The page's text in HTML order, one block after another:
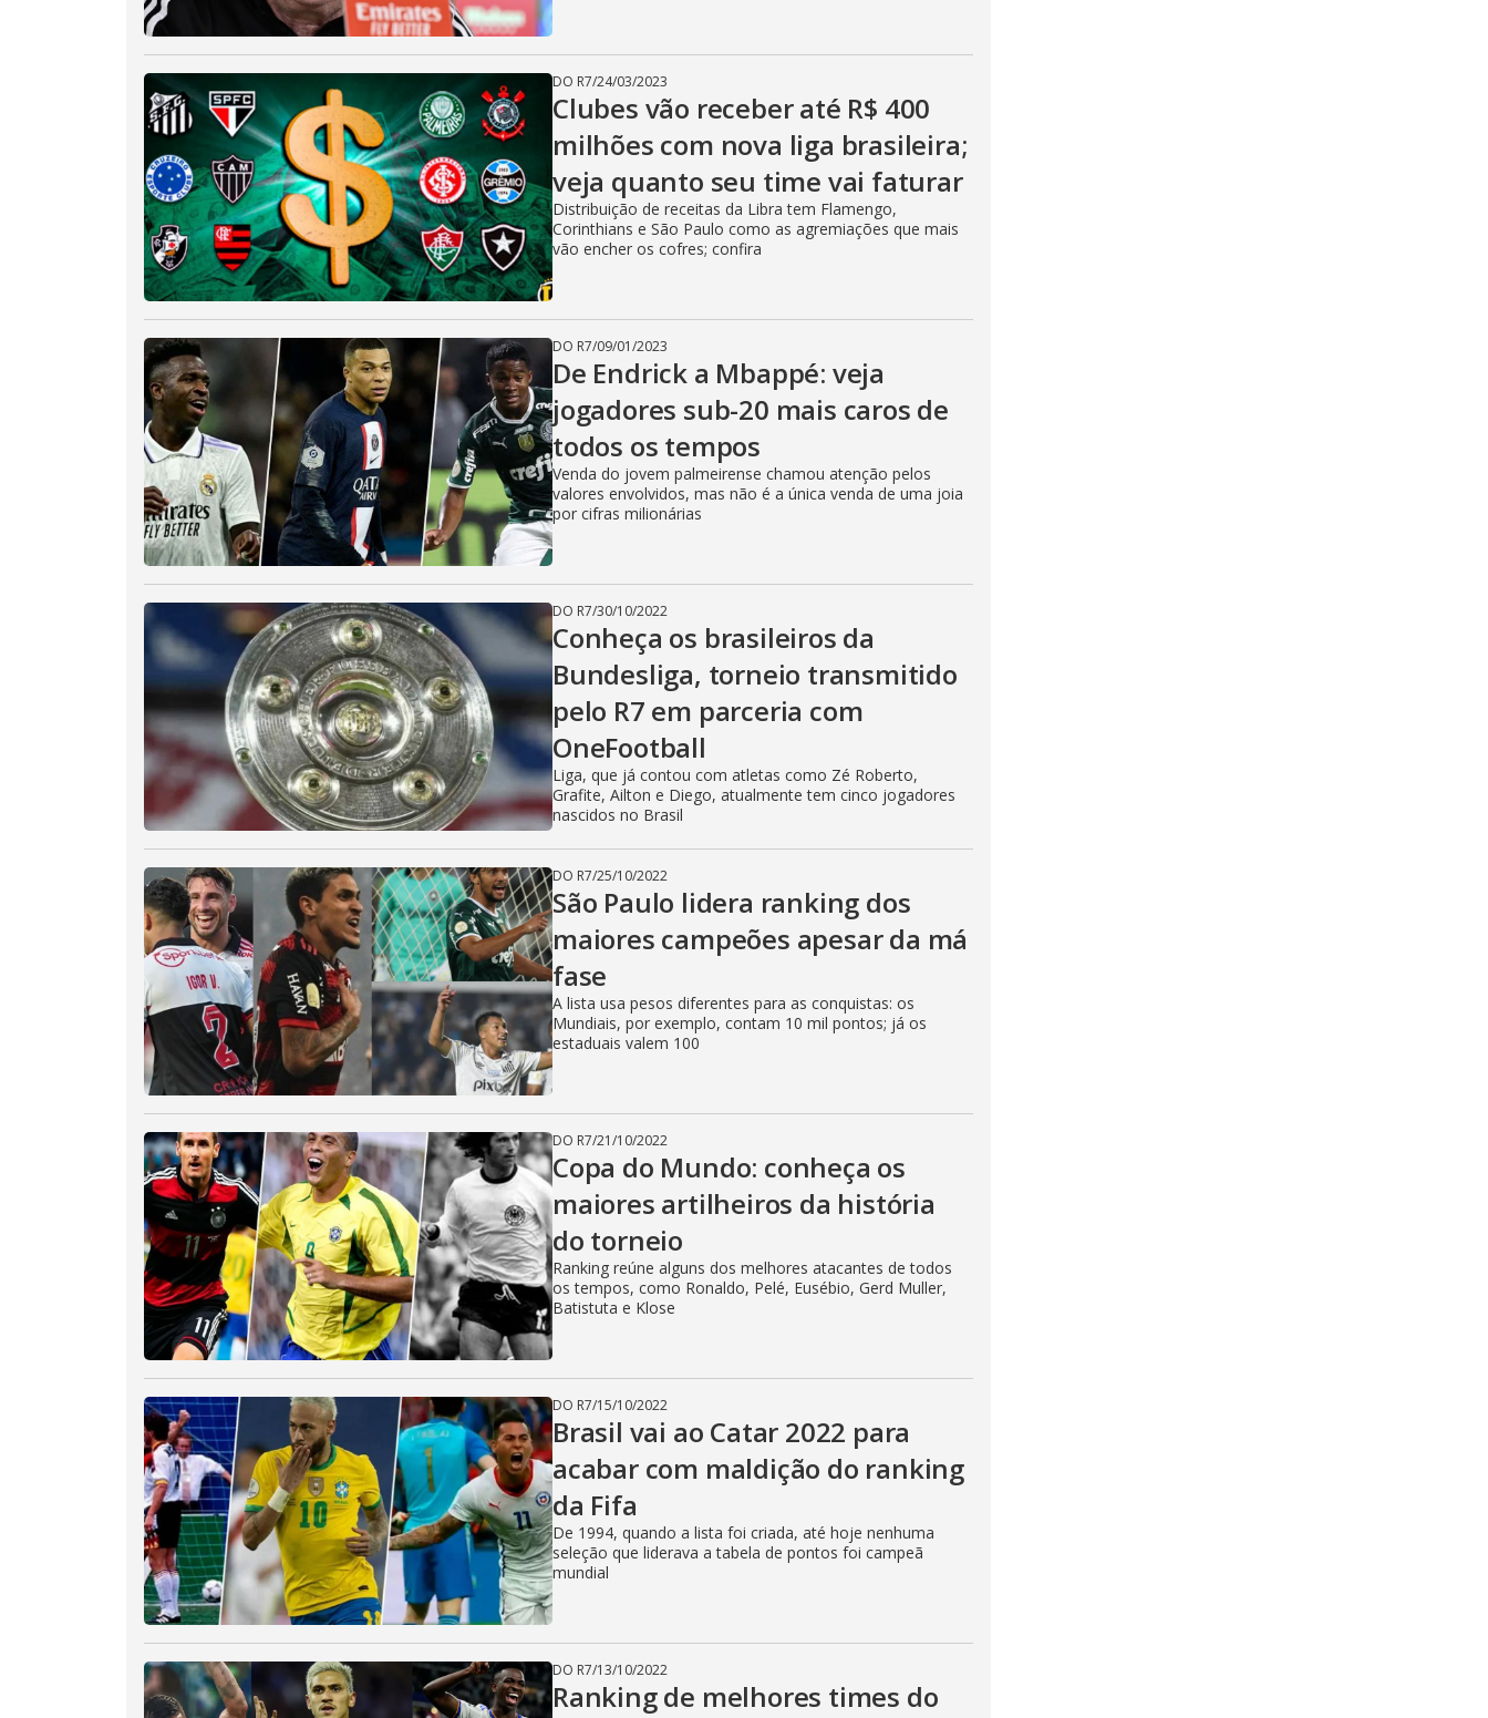
DO R7/24/03/2023
Clubes vão receber até R$ 400
milhões com nova liga brasileira;
veja quanto seu time vai faturar
Distribuição de receitas da Libra tem Flamengo,
Corinthians e São Paulo como as agremiações que mais
vão encher os cofres; confira
DO R7/09/01/2023
De Endrick a Mbappé: veja
jogadores sub-20 mais caros de
todos os tempos
Venda do jovem palmeirense chamou atenção pelos
valores envolvidos, mas não é a única venda de uma joia
por cifras milionárias
DO R7/30/10/2022
Conheça os brasileiros da
Bundesliga, torneio transmitido
pelo R7 em parceria com
OneFootball
Liga, que já contou com atletas como Zé Roberto,
Grafite, Ailton e Diego, atualmente tem cinco jogadores
nascidos no Brasil
DO R7/25/10/2022
São Paulo lidera ranking dos
maiores campeões apesar da má
fase
A lista usa pesos diferentes para as conquistas: os
Mundiais, por exemplo, contam 10 mil pontos; já os
estaduais valem 100
DO R7/21/10/2022
Copa do Mundo: conheça os
maiores artilheiros da história
do torneio
Ranking reúne alguns dos melhores atacantes de todos
os tempos, como Ronaldo, Pelé, Eusébio, Gerd Muller,
Batistuta e Klose
DO R7/15/10/2022
Brasil vai ao Catar 2022 para
acabar com maldição do ranking
da Fifa
De 1994, quando a lista foi criada, até hoje nenhuma
seleção que liderava a tabela de pontos foi campeã
mundial
DO R7/13/10/2022
Ranking de melhores times do